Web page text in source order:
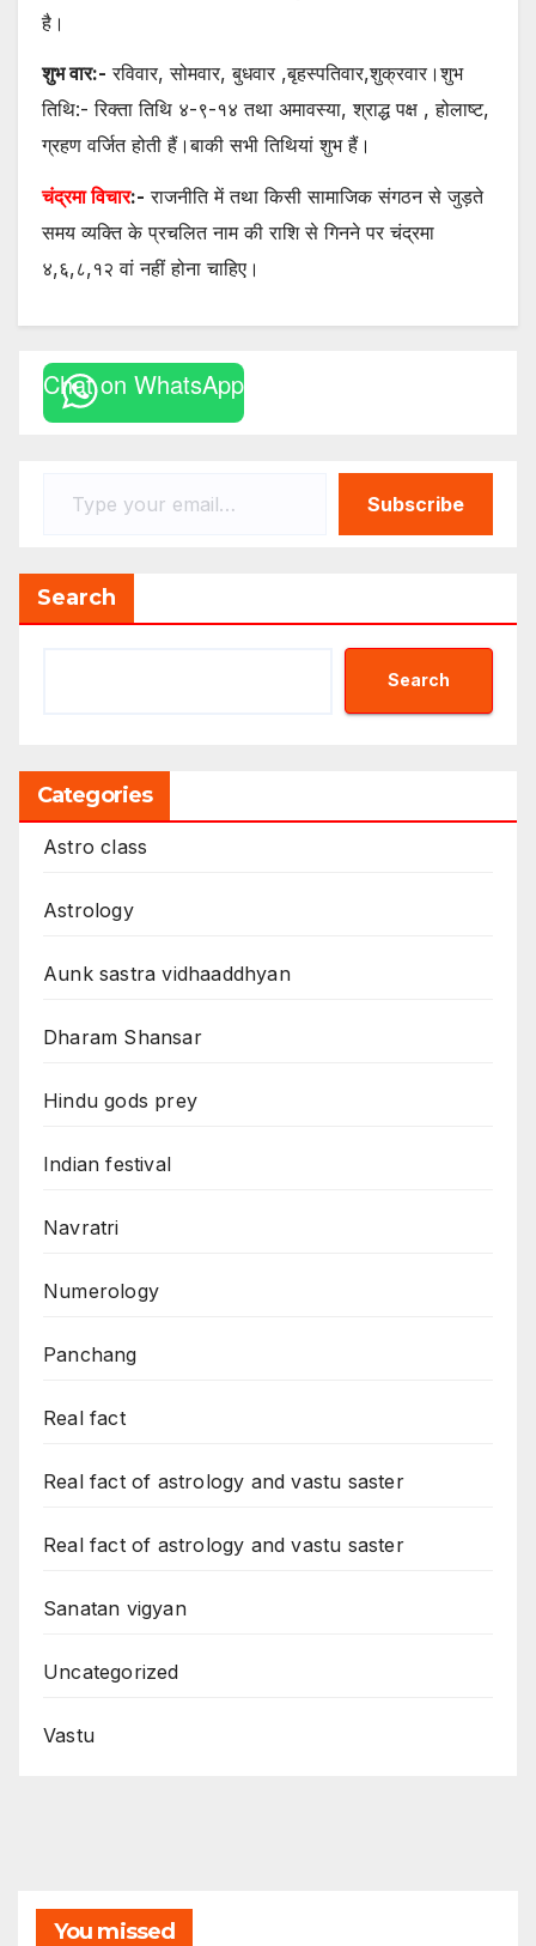
है।
शुभ वार:- रविवार, सोमवार, बुधवार ,बृहस्पतिवार,शुक्रवार।शुभ
तिथि:- रिक्ता तिथि ४-९-१४ तथा अमावस्या, श्राद्ध पक्ष , होलाष्ट,
ग्रहण वर्जित होती हैं।बाकी सभी तिथियां शुभ हैं।
चंद्रमा विचार:- राजनीति में तथा किसी सामाजिक संगठन से जुड़ते
समय व्यक्ति के प्रचलित नाम की राशि से गिनने पर चंद्रमा
४,६,८,१२ वां नहीं होना चाहिए।
Chat on WhatsApp
Subscribe
Search
Search
Categories
Astro class
Astrology
Aunk sastra vidhaaddhyan
Dharam Shansar
Hindu gods prey
Indian festival
Navratri
Numerology
Panchang
Real fact
Real fact of astrology and vastu saster
Real fact of astrology and vastu saster
Sanatan vigyan
Uncategorized
Vastu
You missed